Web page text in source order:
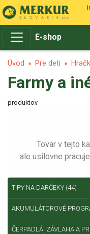
E-shop
Úvod Pre deti
Farmy a
produktov
Tovar v tejto
ale usilovne
TIPY NA DARČEKY (44)
AKUMULÁTOROVÉ
ČERPADLÁ, ZÁVLAHA A